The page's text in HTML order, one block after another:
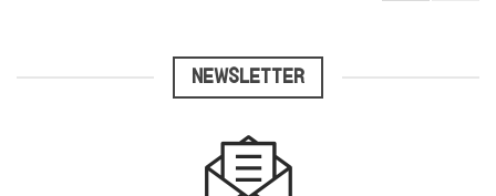
NEWSLETTER